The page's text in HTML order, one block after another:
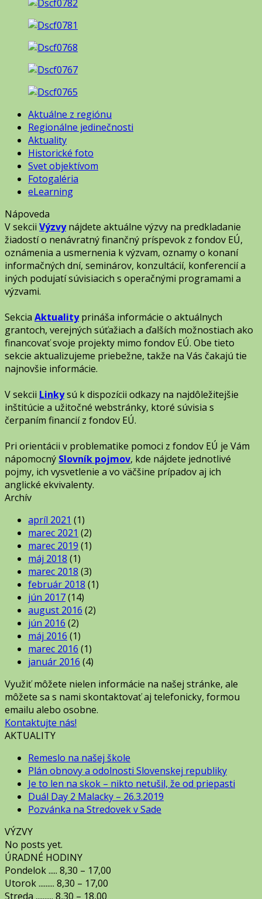
Aktuálne z regiónu
Regionálne jedinečnosti
Aktuality
Historické foto
Svet objektívom
Fotogaléria
eLearning
Nápoveda
V sekcii Výzvynájdete aktuálne výzvy na predkladanie
žiadostí o nenávratný finančný príspevok z fondov EÚ,
oznámenia a usmernenia k výzvam, oznamy o konaní
informačných dní, seminárov, konzultácií, konferencií a
iných podujatí súvisiacich s operačnými programami a
výzvami.
Sekcia Aktualityprináša informácie o aktuálnych
grantoch, verejných súťažiach a ďalších možnostiach ako
financovať svoje projekty mimo fondov EÚ. Obe tieto
sekcie aktualizujeme priebežne, takže na Vás čakajú tie
najnovšie informácie.
V sekcii Linkysú k dispozícii odkazy na najdôležitejšie
inštitúcie a užitočné webstránky, ktoré súvisia s
čerpaním financií z fondov EÚ.
Pri orientácii v problematike pomoci z fondov EÚ je Vám
nápomocný Slovník pojmov, kde nájdete jednotlivé
pojmy, ich vysvetlenie a vo väčšine prípadov aj ich
anglické ekvivalenty.
Archív
apríl 2021 (1)
marec 2021 (2)
marec 2019 (1)
máj 2018 (1)
marec 2018 (3)
február 2018 (1)
jún 2017(14)
august 2016 (2)
jún 2016 (2)
máj 2016 (1)
marec 2016 (1)
január 2016 (4)
Využiť môžete nielen informácie na našej stránke, ale
môžete sa s nami skontaktovať aj telefonicky, formou
emailu alebo osobne.
Kontaktujte nás!
AKTUALITY
Remeslo na našej škole
Plán obnovy a odolnosti Slovenskej republiky
Je to len na skok – nikto netušil, že od priepasti
Duál Day 2 Malacky – 26.3.2019
Pozvánka na Stredovek v Sade
VÝZVY
No posts yet.
ÚRADNÉ HODINY
Pondelok ..... 8,30 – 17,00
Utorok ......... 8,30 – 17,00
Streda .......... 8,30 – 18,00